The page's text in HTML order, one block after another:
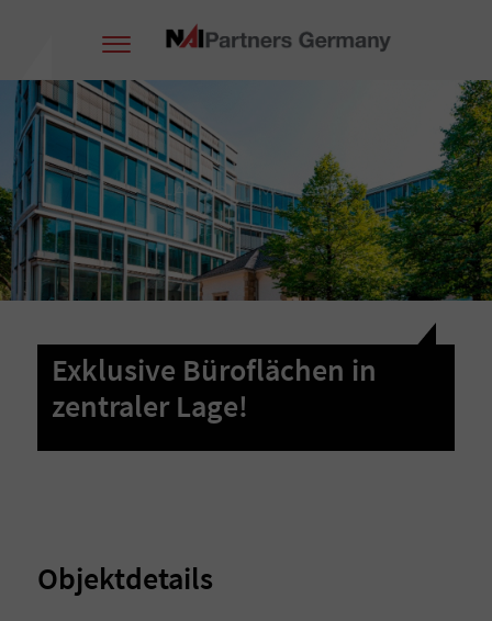
Exklusive Büroflächen in
zentraler Lage!
Objektdetails